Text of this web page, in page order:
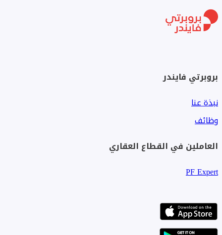
بروبرتي فايندر
نبذة عنا
وظائف
العاملين في القطاع العقاري
PF Expert